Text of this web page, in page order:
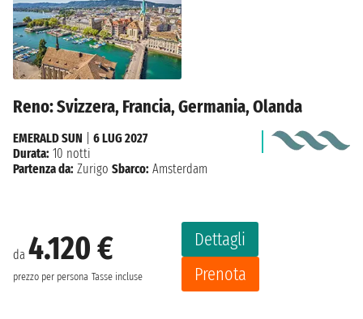
Reno: Svizzera, Francia, Germania, Olanda
da 4.120 €
prezzo per persona Tasse incluse
Dettagli
Prenota
EMERALD SUN
6 LUG 2027
Durata: 10 notti
Partenza da: Zurigo Sbarco: Amsterdam